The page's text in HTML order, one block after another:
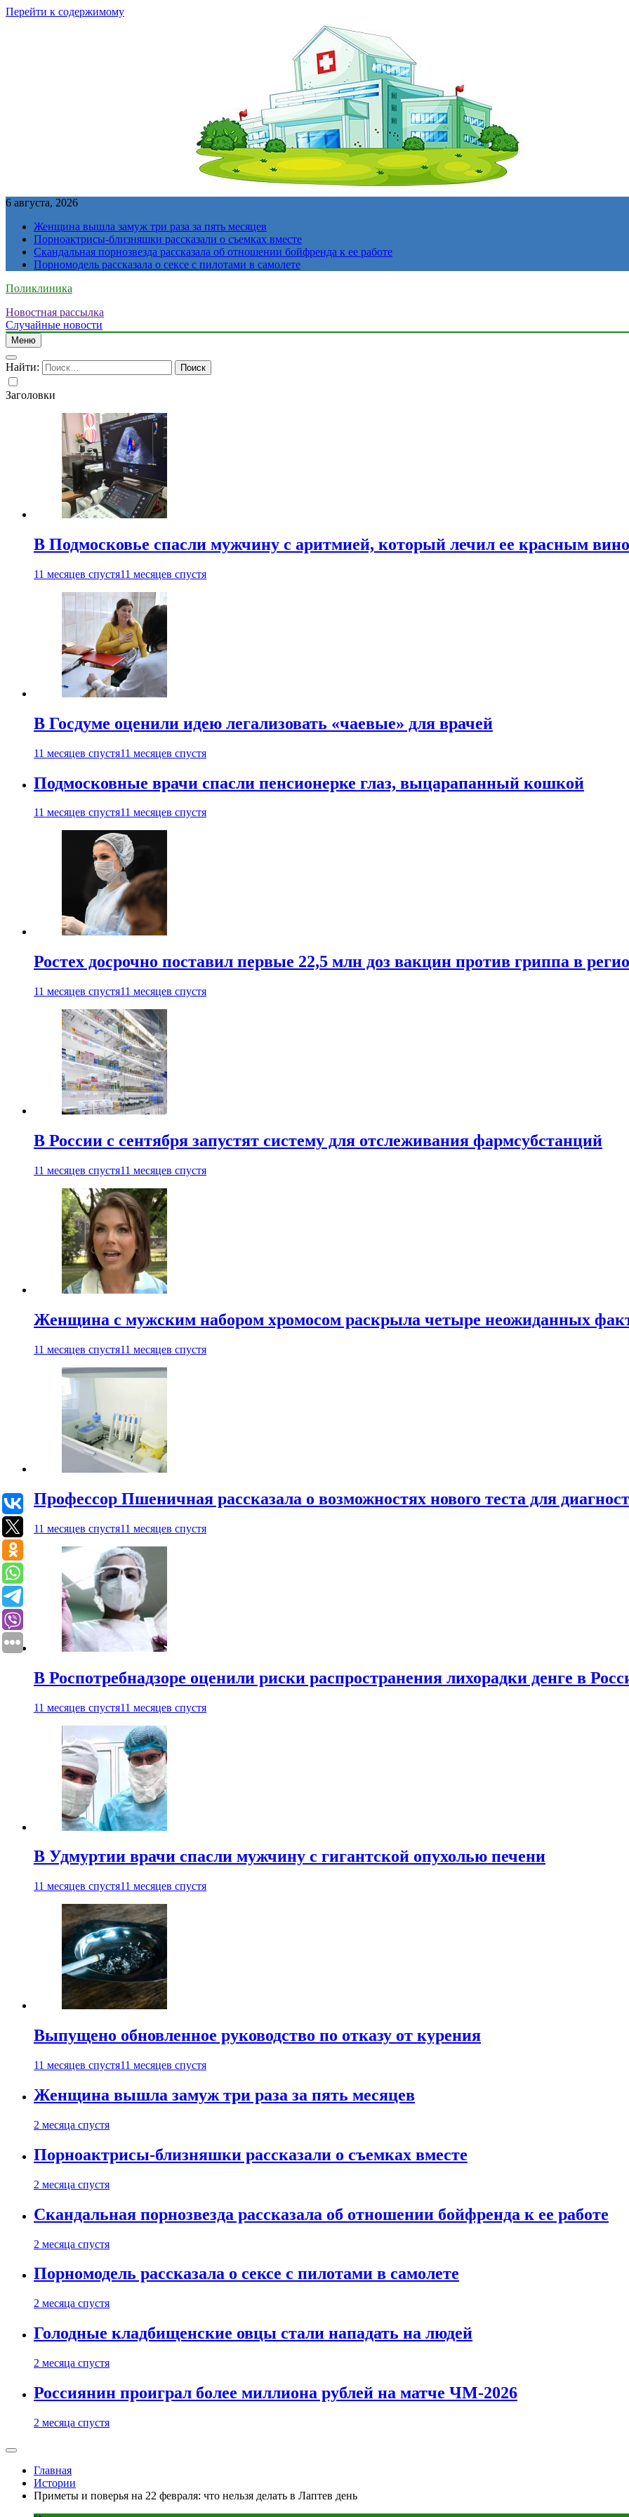
Перейти к содержимому
6 августа, 2026
Женщина вышла замуж три раза за пять месяцев
Порноактрисы-близняшки рассказали о съемках вместе
Скандальная порнозвезда рассказала об отношении бойфренда к ее работе
Порномодель рассказала о сексе с пилотами в самолете
Поликлиника
Новостная рассылка
Случайные новости
Меню
Найти:
Заголовки
В Подмосковье спасли мужчину с аритмией, который лечил ее красным
11 месяцев спустя11 месяцев спустя
В Госдуме оценили идею легализовать «чаевые» для врачей
11 месяцев спустя11 месяцев спустя
Подмосковные врачи спасли пенсионерке глаз, выцарапанный кошкой
11 месяцев спустя11 месяцев спустя
Ростех досрочно поставил первые 22,5 млн доз вакцин против гриппа в
11 месяцев спустя11 месяцев спустя
В России с сентября запустят систему для отслеживания фармсубстанций
11 месяцев спустя11 месяцев спустя
Женщина с мужским набором хромосом раскрыла четыре неожиданных
11 месяцев спустя11 месяцев спустя
Профессор Пшеничная рассказала о возможностях нового теста для
11 месяцев спустя11 месяцев спустя
В Роспотребнадзоре оценили риски распространения лихорадки денге в
11 месяцев спустя11 месяцев спустя
В Удмуртии врачи спасли мужчину с гигантской опухолью печени
11 месяцев спустя11 месяцев спустя
Выпущено обновленное руководство по отказу от курения
11 месяцев спустя11 месяцев спустя
Женщина вышла замуж три раза за пять месяцев
2 месяца спустя
Порноактрисы-близняшки рассказали о съемках вместе
2 месяца спустя
Скандальная порнозвезда рассказала об отношении бойфренда к ее работе
2 месяца спустя
Порномодель рассказала о сексе с пилотами в самолете
2 месяца спустя
Голодные кладбищенские овцы стали нападать на людей
2 месяца спустя
Россиянин проиграл более миллиона рублей на матче ЧМ-2026
2 месяца спустя
Главная
Истории
Приметы и поверья на 22 февраля: что нельзя делать в Лаптев день